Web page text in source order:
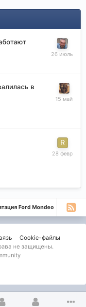
в
Ford Mondeo
Cookie-файлы
не защищены.